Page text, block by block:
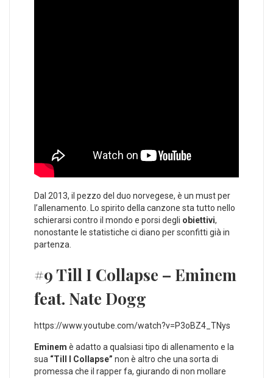
Dal 2013, il pezzo del duo norvegese, è un must per
l’allenamento. Lo spirito della canzone sta tutto nello
schierarsi contro il mondo e porsi degli obiettivi,
nonostante le statistiche ci diano per sconfitti già in
partenza.
#9 Till I Collapse – Eminem
feat. Nate Dogg
https://www.youtube.com/watch?v=P3oBZ4_TNys
Eminem è adatto a qualsiasi tipo di allenamento e la
sua “Till I Collapse” non è altro che una sorta di
promessa che il rapper fa, giurando di non mollare